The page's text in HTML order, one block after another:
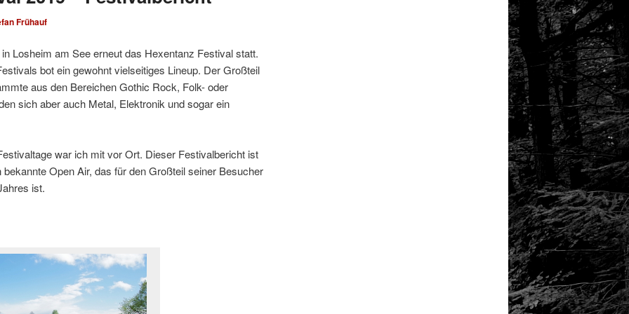
Frühauf
Losheim am See erneut das Hexentanz Festival statt.
bot ein gewohnt vielseitiges Lineup. Der Großteil
aus den Bereichen Gothic Rock, Folk- oder
sich aber auch Metal, Elektronik und sogar ein
war ich mit vor Ort. Dieser Festivalbericht ist
Open Air, das für den Großteil seiner Besucher
ist.